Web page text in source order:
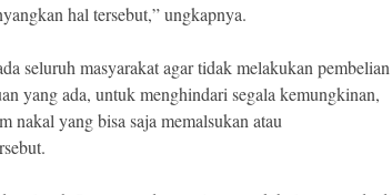
hal tersebut,” ungkapnya.
seluruh masyarakat agar tidak melakukan pembelian
yang ada, untuk menghindari segala kemungkinan,
nakal yang bisa saja memalsukan atau